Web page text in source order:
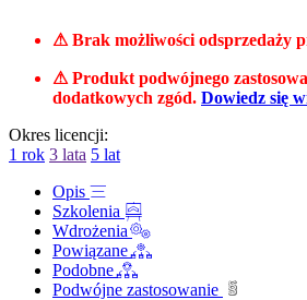
⚠ Brak możliwości odsprzedaży
⚠ Produkt podwójnego
dodatkowych zgód. Dowiedz się
Okres licencji:
1 rok 3 lata 5 lat
Opis
Szkolenia
Wdrożenia
Powiązane
Podobne
Podwójne zastosowanie